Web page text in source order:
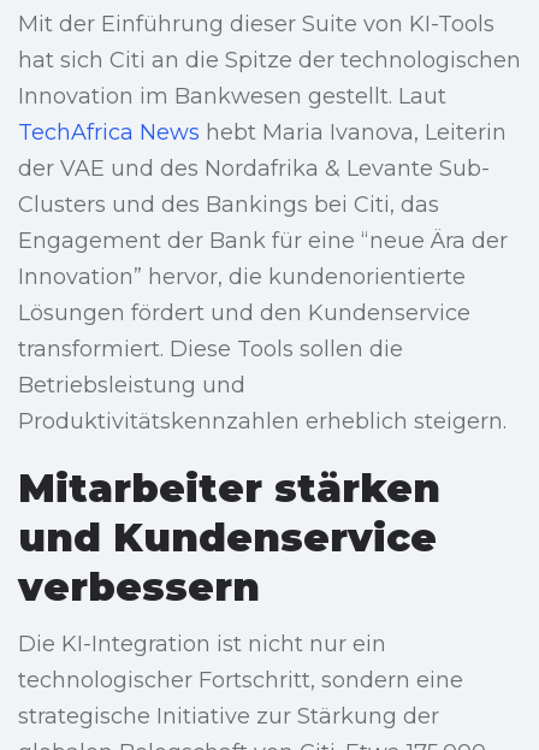
Mit der Einführung dieser Suite von KI-Tools
hat sich Citi an die Spitze der technologischen
Innovation im Bankwesen gestellt. Laut
TechAfrica News hebt Maria Ivanova, Leiterin
der VAE und des Nordafrika & Levante Sub-
Clusters und des Bankings bei Citi, das
Engagement der Bank für eine “neue Ära der
Innovation” hervor, die kundenorientierte
Lösungen fördert und den Kundenservice
transformiert. Diese Tools sollen die
Betriebsleistung und
Produktivitätskennzahlen erheblich steigern.
Mitarbeiter stärken
und Kundenservice
verbessern
Die KI-Integration ist nicht nur ein
technologischer Fortschritt, sondern eine
strategische Initiative zur Stärkung der